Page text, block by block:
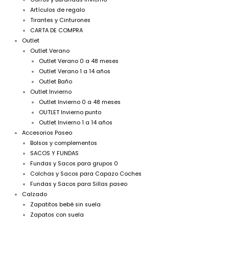
Artículos de regalo
Tirantes y Cinturones
CARTA DE COMPRA
Outlet
Outlet Verano
Outlet Verano 0 a 48 meses
Outlet Verano 1 a 14 años
Outlet Baño
Outlet Invierno
Outlet Invierno 0 a 48 meses
OUTLET Invierno punto
Outlet Invierno 1 a 14 años
Accesorios Paseo
Bolsos y complementos
SACOS Y FUNDAS
Fundas y Sacos para grupos 0
Colchas y Sacos para Capazo Coches
Fundas y Sacos para Sillas paseo
Calzado
Zapatitos bebé sin suela
Zapatos con suela